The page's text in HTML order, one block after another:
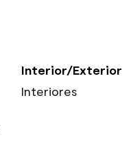
Interior/Exterior
Interiores